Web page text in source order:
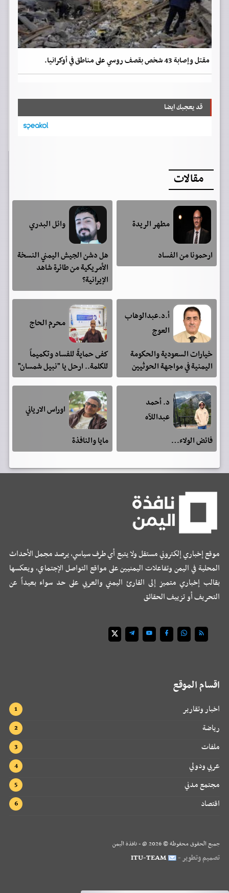
مقتل وإصابة 43 شخص بقصف روسي على مناطق في أوكرانيا.
قد يعجبك ايضا
مقالات
مطهر الريدة
ارحمونا من الفساد
وائل البدري
هل دشن الجيش اليمني النسخة
الأمريكية من طائرة شاهد
الإيرانية؟
أ.د.عبدالوهاب
العوج
خيارات السعودية والحكومة
اليمنية في مواجهة الحوثيين
محرم الحاج
كفى حمايةً للفساد وتكميماً
للكلمة.. ارحل يا "نبيل شمسان"
د. أحمد
عبداللآه
فائض الولاء…
اوراس الارياني
مايا والنافذة
موقع إخباري إلكتروني مستقل ولا يتبع أي طرف سياسي، يرصد مجمل الأحداث
المحلية في اليمن وتفاعلات اليمنيين على مواقع التواصل الإجتماعي، ويعكسها
بقالب إخباري متميز إلى القارئ اليمني والعربي على حد سواء بعيداً عن
التحريف أو تزييف الحقائق
اقسام الموقع
اخبار وتقارير
رياضة
ملفات
عربي ودولي
مجتمع مدني
اقتصاد
جميع الحقوق محفوظة ©2026 @ - نافذة اليمن
تصميم وتطوير - ITU-TEAM